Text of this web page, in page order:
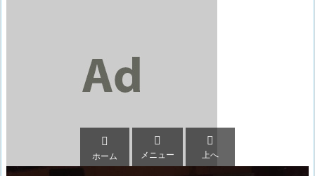

ホーム

メニュー

上へ